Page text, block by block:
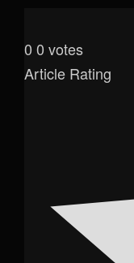
0 0 votes
Article Rating